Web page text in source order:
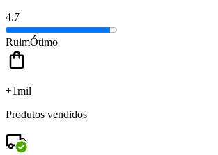
4.7
RuimÓtimo
+1mil
Produtos vendidos